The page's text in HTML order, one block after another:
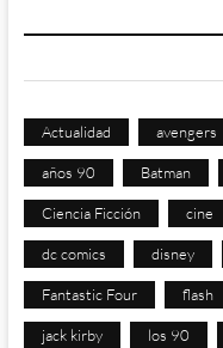
Actualidad avengers
años 90 Batman
Ciencia Ficción cine
dc comics disney
Fantastic Four flash
jack kirby los 90